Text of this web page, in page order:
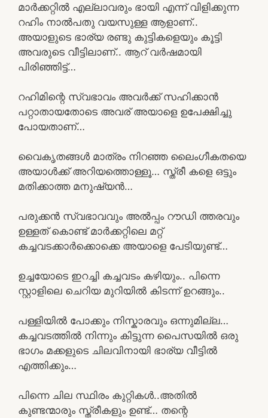
മാർക്കറ്റിൽ എല്ലാവരും ഭായി എന്ന് വിളിക്കുന്ന
റഹിം നാൽപതു വയസുള്ള ആളാണ്..
അയാളുടെ ഭാര്യ രണ്ടു കുട്ടികളെയും കൂട്ടി
അവരുടെ വീട്ടിലാണ്.. ആറ് വർഷമായി
പിരിഞ്ഞിട്ട്…
റഹിമിന്റെ സ്വഭാവം അവർക്ക് സഹിക്കാൻ
പറ്റാതായതോടെ അവര് അയാളെ ഉപേക്ഷിച്ചു
പോയതാണ്…
വൈകൃതങ്ങൾ മാത്രം നിറഞ്ഞ ലൈംഗീകതയെ
അയാൾക്ക് അറിയത്തൊള്ളൂ… സ്ത്രീ കളെ ഒട്ടും
മതിക്കാത്ത മനുഷ്യൻ…
പരുക്കൻ സ്വഭാവവും അൽപ്പം റൗഡി ത്തരവും
ഉള്ളത് കൊണ്ട് മാർക്കറ്റിലെ മറ്റ്
കച്ചവടക്കാർക്കൊക്കെ അയാളെ പേടിയുണ്ട്…
ഉച്ചയോടെ ഇറച്ചി കച്ചവടം കഴിയും.. പിന്നെ
സ്റ്റാളിലെ ചെറിയ മുറിയിൽ കിടന്ന് ഉറങ്ങും..
പള്ളിയിൽ പോക്കും നിസ്കാരവും ഒന്നുമില്ല…
കച്ചവടത്തിൽ നിന്നും കിട്ടുന്ന പൈസയിൽ ഒരു
ഭാഗം മക്കളുടെ ചിലവിനായി ഭാര്യ വീട്ടിൽ
എത്തിക്കും…
പിന്നെ ചില സ്ഥിരം കുറ്റികൾ..അതിൽ
കുണ്ടന്മാരും സ്ത്രീകളും ഉണ്ട്… തന്റെ